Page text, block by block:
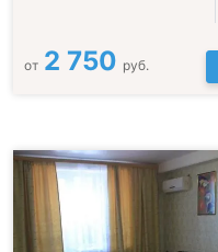
от 2 750 руб.